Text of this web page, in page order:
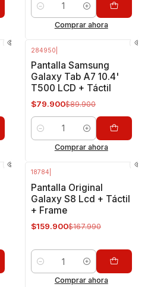
Cantidad
Comprar ahora
284950
Pantalla Samsung
Galaxy Tab A7 10.4'
T500 LCD + Táctil
$79.900$89.900
Cantidad
Comprar ahora
18784
Pantalla Original
Galaxy S8 Lcd + Táctil
+ Frame
$159.900$167.990
Cantidad
Comprar ahora